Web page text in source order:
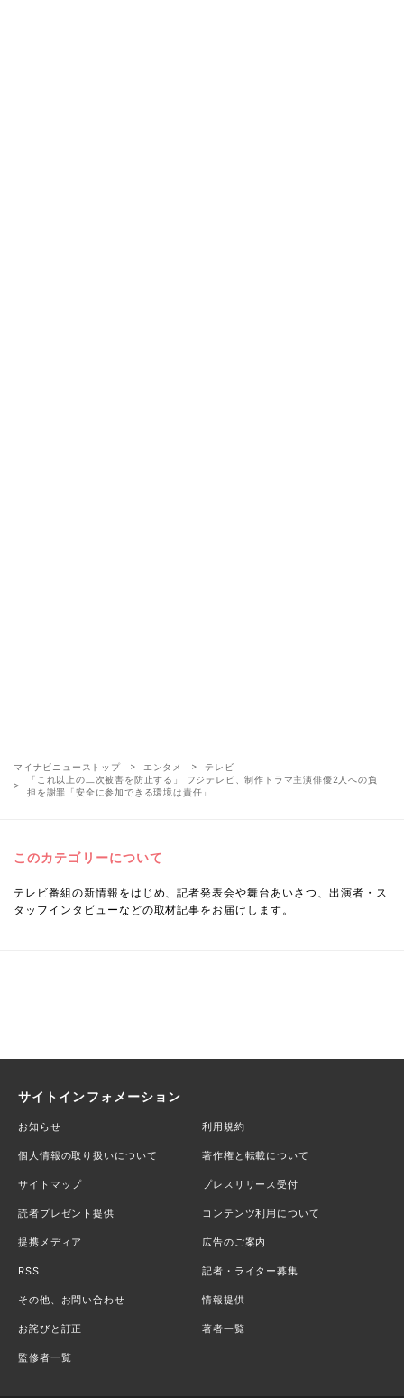
マイナビニューストップ エンタメ
テレビ
「これ以上の二次被害を防止する」 フジテレビ、制作ドラマ主演俳優2人への負
担を謝罪「安全に参加できる環境は責任」
このカテゴリーについて
テレビ番組の新情報をはじめ、記者発表会や舞台あいさつ、出演者・ス
タッフインタビューなどの取材記事をお届けします。
サイトインフォメーション
お知らせ 利用規約
個人情報の取り扱いについて 著作権と転載について
サイトマップ プレスリリース受付
読者プレゼント提供 コンテンツ利用について
提携メディア 広告のご案内
RSS 記者・ライター募集
その他、お問い合わせ 情報提供
お詫びと訂正 著者一覧
監修者一覧